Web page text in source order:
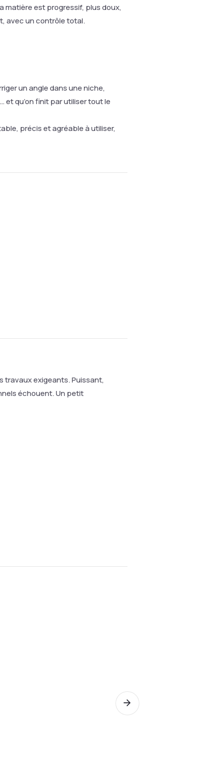
est progressif, plus doux,
avec un contrôle total.
un angle dans une niche,
et qu’on finit par utiliser tout le
précis et agréable à utiliser,
travaux exigeants. Puissant,
échouent. Un petit